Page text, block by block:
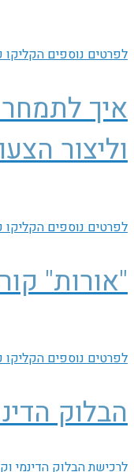
לפרטים נוספים הקליקו
איך
וליצור
לפרטים נוספים הקליקו
"אורות"
לפרטים נוספים הקליקו
הבלוק
לרכישת הבלוק הדינמי